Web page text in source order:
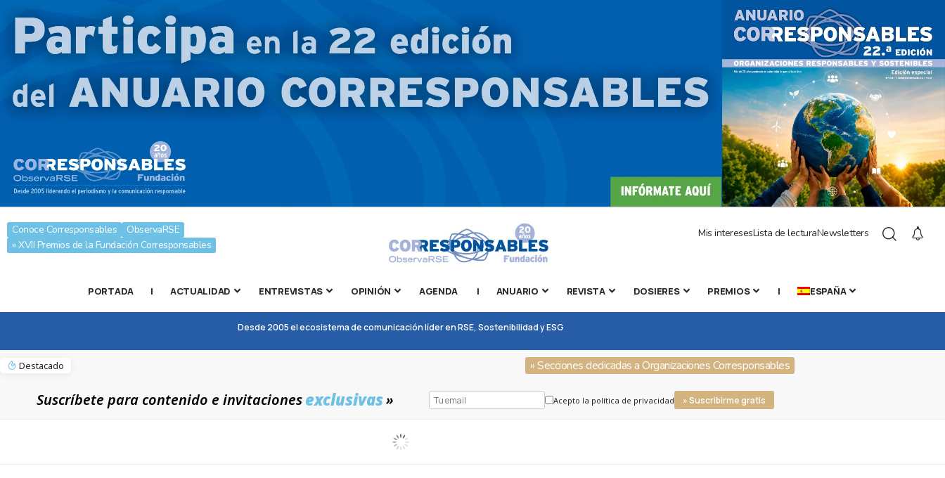
Conoce Corresponsables
ObservaRSE
» XVII Premios de la Fundación Corresponsables
Mis interesesLista de lecturaNewsletters
PORTADA | ACTUALIDAD ENTREVISTAS OPINIÓN AGENDA | ANUARIO REVISTA DOSIERES PREMIOS | ESPAÑA
Desde 2005 el ecosistema de comunicación líder en RSE, Sostenibilidad y ESG
Destacado » Secciones dedicadas a Organizaciones Corresponsables
Suscríbete para contenido e invitacionesexclusivas» Acepto la política de privacidad » Suscribirme gratis